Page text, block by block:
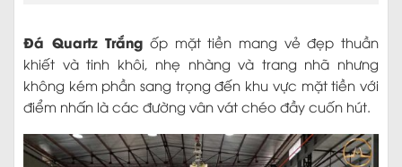
Đá Quartz Trắng ốp mặt tiền mang vẻ đẹp thuần
khiết và tinh khôi, nhẹ nhàng và trang nhã nhưng
không kém phần sang trọng đến khu vực mặt tiền với
điểm nhấn là các đường vân vát chéo đầy cuốn hút.